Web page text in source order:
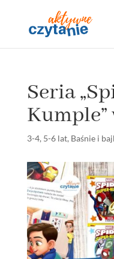
Seria
3-4, 5-6 lat, Baśnie i